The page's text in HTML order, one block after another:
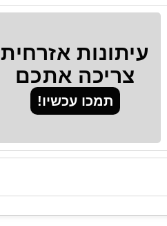
עיתונות אזרחית
צריכה אתכם
תמכו עכשיו!